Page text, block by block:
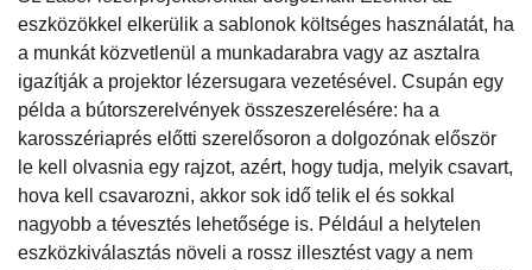
eszközökkel elkerülik a sablonok költséges használatát, ha
a munkát közvetlenül a munkadarabra vagy az asztalra
igazítják a projektor lézersugara vezetésével. Csupán egy
példa a bútorszerelvények összeszerelésére: ha a
karosszériaprés előtti szerelősoron a dolgozónak először
le kell olvasnia egy rajzot, azért, hogy tudja, melyik csavart,
hova kell csavarozni, akkor sok idő telik el és sokkal
nagyobb a tévesztés lehetősége is. Például a helytelen
eszközkiválasztás növeli a rossz illesztést vagy a nem